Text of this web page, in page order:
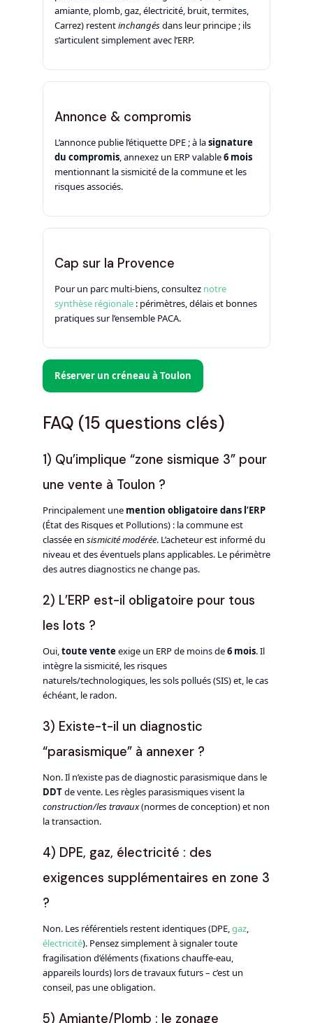
amiante, plomb, gaz, électricité, bruit, termites,
Carrez) restentinchangésdans leur principe ; ils
s’articulent simplement avec l’ERP.
Annonce & compromis
L’annonce publie l’étiquette DPE ; à lasignature
du compromis, annexez un ERP valable6 mois
mentionnant la sismicité de la commune et les
risques associés.
Cap sur la Provence
Pour un parc multi-biens, consultez notre
synthèse régionale: périmètres, délais et bonnes
pratiques sur l’ensemble PACA.
Réserver un créneau à Toulon
FAQ (15 questions clés)
1) Qu’implique “zone sismique 3” pour
une vente à Toulon ?
Principalement une mention obligatoire dans l’ERP
(État des Risques et Pollutions) : la commune est
classée en sismicité modérée. L’acheteur est informé du
niveau et des éventuels plans applicables. Le périmètre
des autres diagnostics ne change pas.
2) L’ERP est-il obligatoire pour tous
les lots ?
Oui,toute vente exige un ERP de moins de6 mois. Il
intègre la sismicité, les risques
naturels/technologiques, les sols pollués (SIS) et, le cas
échéant, le radon.
3) Existe-t-il un diagnostic
“parasismique” à annexer ?
Non. Il n’existe pas de diagnostic parasismique dans le
DDTde vente. Les règles parasismiques visent la
construction/les travaux(normes de conception) et non
la transaction.
4) DPE, gaz, électricité : des
exigences supplémentaires en zone 3
?
Non. Les référentiels restent identiques (DPE,gaz,
électricité). Pensez simplement à signaler toute
fragilisation d’éléments (fixations chauffe-eau,
appareils lourds) lors de travaux futurs – c’est un
conseil, pas une obligation.
5) Amiante/Plomb : le zonage